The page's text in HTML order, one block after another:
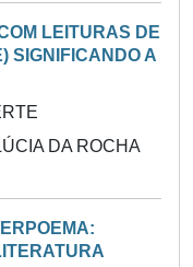
LEITURAS DE
SIGNIFICANDO A
DA ROCHA